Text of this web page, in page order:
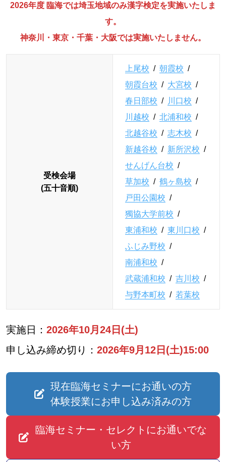
2026年度 臨海では埼玉地域のみ漢字検定を実施いたしま
す。
神奈川・東京・千葉・大阪では実施いたしません。
受検会場
(五十音順)
上尾校 / 朝霞校 /
朝霞台校 / 大宮校 /
春日部校 / 川口校 /
川越校 / 北浦和校 /
北越谷校 / 志木校 /
新越谷校 / 新所沢校 /
せんげん台校 /
草加校 / 鶴ヶ島校 /
戸田公園校 /
獨協大学前校 /
東浦和校 / 東川口校 /
ふじみ野校 /
南浦和校 /
武蔵浦和校 / 吉川校 /
与野本町校 / 若葉校
実施日： 2026年10月24日(土)
申し込み締め切り： 2026年9月12日(土)15:00
現在臨海セミナーにお通いの方
体験授業にお申し込み済みの方
臨海セミナー・セレクトにお通いでな
い方